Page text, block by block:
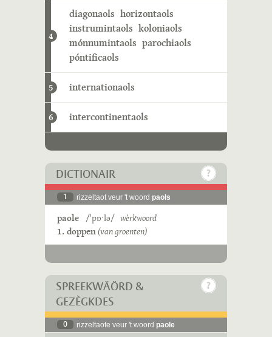
4
diagonaols horizontaols
instrumintaols koloniaols
mónnumintaols parochiaols
póntificaols
5 internationaols
6 intercontinentaols
DICTIONAIR
1 rizzeltaot veur 't woord paols
paole /ˈpɒˑlə/ wèrkwoord
1. doppen(van groenten)
SPREEKWÄÖRD &
GEZÈGKDES
0 rizzeltaote veur 't woord paole